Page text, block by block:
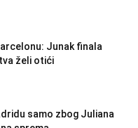
Junak finala
želi otići
samo zbog Juliana